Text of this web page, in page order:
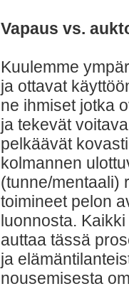
Vapaus vs.
Kuulemme
ja ottavat
ne ihmiset jotka
ja tekevät
pelkäävät
kolmannen
(tunne/mentaali)
toimineet pelon
luonnosta.
auttaa tässä
ja
nousemisesta